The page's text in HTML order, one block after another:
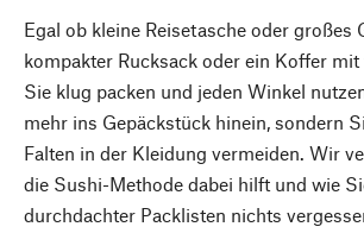
Egal ob kleine Reisetasche oder großes
kompakter Rucksack oder ein Koffer mit
Sie klug packen und jeden Winkel
mehr ins Gepäckstück hinein, sondern
Falten in der Kleidung vermeiden. Wir
die Sushi-Methode dabei hilft und wie
durchdachter Packlisten nichts